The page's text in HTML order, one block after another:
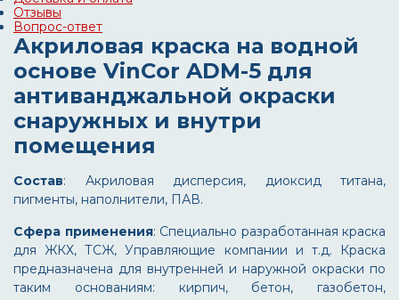
Отзывы
Вопрос-ответ
Акриловая краска на водной
основе VinCor ADM-5 для
антиванджальной окраски
снаружных и внутри
помещения
Состав: Акриловая дисперсия, диоксид титана,
пигменты, наполнители, ПАВ.
Сфера применения: Специально разработанная краска
для ЖКХ, ТСЖ, Управляющие компании и т.д. Краска
предназначена для внутренней и наружной окраски по
таким основаниям: кирпич, бетон, газобетон,